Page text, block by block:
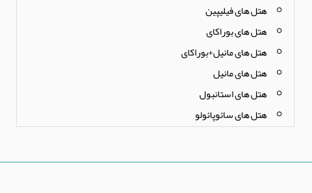
هتل های فیلیپین
هتل های بوراکای
هتل های مانیل+بوراکای
هتل های مانیل
هتل های استانبول
هتل های سائوپائولو